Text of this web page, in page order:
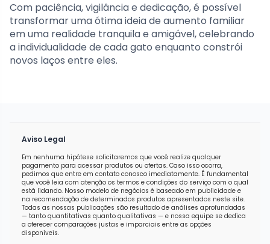
Com paciência, vigilância e dedicação, é possível
transformar uma ótima ideia de aumento familiar
em uma realidade tranquila e amigável, celebrando
a individualidade de cada gato enquanto constrói
novos laços entre eles.
Aviso Legal
Em nenhuma hipótese solicitaremos que você realize qualquer
pagamento para acessar produtos ou ofertas. Caso isso ocorra,
pedimos que entre em contato conosco imediatamente. É fundamental
que você leia com atenção os termos e condições do serviço com o qual
está lidando. Nosso modelo de negócios é baseado em publicidade e
na recomendação de determinados produtos apresentados neste site.
Todas as nossas publicações são resultado de análises aprofundadas
— tanto quantitativas quanto qualitativas — e nossa equipe se dedica
a oferecer comparações justas e imparciais entre as opções
disponíveis.